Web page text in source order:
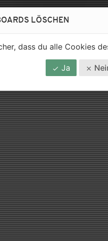
LÖSCHEN
dass du alle Cookies
Ja